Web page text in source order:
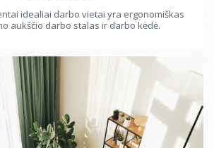
idealiai darbo vietai yra ergonomiškas
aukščio darbo stalas ir darbo kėdė.